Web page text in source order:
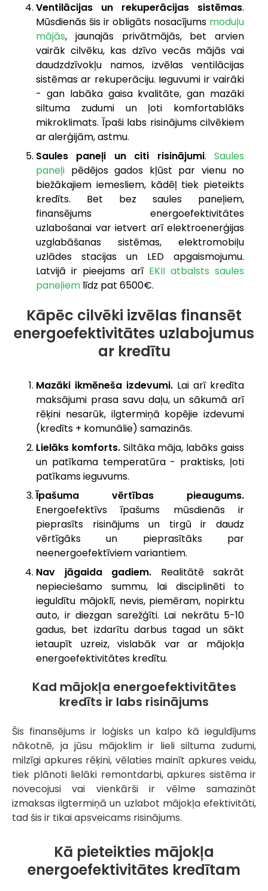
Ventilācijas un rekuperācijas sistēmas.
Mūsdienās šis ir obligāts nosacījums moduļu
mājās, jaunajās privātmājās, bet arvien
vairāk cilvēku, kas dzīvo vecās mājās vai
daudzdzīvokļu namos, izvēlas ventilācijas
sistēmas ar rekuperāciju. Ieguvumi ir vairāki
- gan labāka gaisa kvalitāte, gan mazāki
siltuma zudumi un ļoti komfortablāks
mikroklimats. Īpaši labs risinājums cilvēkiem
ar alerģijām, astmu.
Saules paneļi un citi risinājumi.Saules
paneļi pēdējos gados kļūst par vienu no
biežākajiem iemesliem, kādēļ tiek pieteikts
kredīts. Bet bez saules paneļiem,
finansējums energoefektivitātes
uzlabošanai var ietvert arī elektroenerģijas
uzglabāšanas sistēmas, elektromobiļu
uzlādes stacijas un LED apgaismojumu.
Latvijā ir pieejams arī EKII atbalsts saules
paneļiem līdz pat 6500€.
Kāpēc cilvēki izvēlas finansēt
energoefektivitātes uzlabojumus
ar kredītu
Mazāki ikmēneša izdevumi. Lai arī kredīta
maksājumi prasa savu daļu, un sākumā arī
rēķini nesarūk, ilgtermiņā kopējie izdevumi
(kredīts + komunālie) samazinās.
Lielāks komforts.Siltāka māja, labāks gaiss
un patīkama temperatūra - praktisks, ļoti
patīkams ieguvums.
Īpašuma vērtības pieaugums.
Energoefektīvs īpašums mūsdienās ir
pieprasīts risinājums un tirgū ir daudz
vērtīgāks un pieprasītāks par
neenergoefektīviem variantiem.
Nav jāgaida gadiem. Realitātē sakrāt
nepieciešamo summu, lai disciplinēti to
ieguldītu mājoklī, nevis, piemēram, nopirktu
auto, ir diezgan sarežģīti. Lai nekrātu 5-10
gadus, bet izdarītu darbus tagad un sākt
ietaupīt uzreiz, vislabāk var ar mājokļa
energoefektivitātes kredītu.
Kad mājokļa energoefektivitātes
kredīts ir labs risinājums
Šis finansējums ir loģisks un kalpo kā ieguldījums
nākotnē, ja jūsu mājoklim ir lieli siltuma zudumi,
milzīgi apkures rēķini, vēlaties mainīt apkures veidu,
tiek plānoti lielāki remontdarbi, apkures sistēma ir
novecojusi vai vienkārši ir vēlme samazināt
izmaksas ilgtermiņā un uzlabot mājokļa efektivitāti,
tad šis ir tikai apsveicams risinājums.
Kā pieteikties mājokļa
energoefektivitātes kredītam